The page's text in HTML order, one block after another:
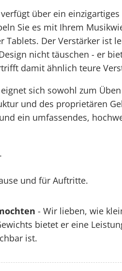
über ein
Sie es mit Ihrem
Tablets. Der Verstärker ist
nicht täuschen - er
damit ähnlich teure
sich sowohl zum
und des proprietären
ein umfassendes,
und für Auftritte.
- Wir lieben, wie
bietet er eine
ist.